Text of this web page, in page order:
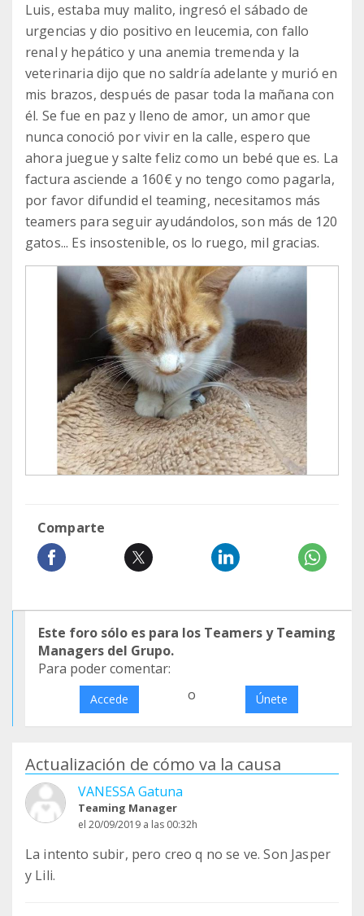
Luis, estaba muy malito, ingresó el sábado de
urgencias y dio positivo en leucemia, con fallo
renal y hepático y una anemia tremenda y la
veterinaria dijo que no saldría adelante y murió en
mis brazos, después de pasar toda la mañana con
él. Se fue en paz y lleno de amor, un amor que
nunca conoció por vivir en la calle, espero que
ahora juegue y salte feliz como un bebé que es. La
factura asciende a 160€ y no tengo como pagarla,
por favor difundid el teaming, necesitamos más
teamers para seguir ayudándolos, son más de 120
gatos... Es insostenible, os lo ruego, mil gracias.
Comparte
Este foro sólo es para los Teamers y Teaming
Managers del Grupo.
Para poder comentar:
Accede o Únete
Actualización de cómo va la causa
VANESSA Gatuna
Teaming Manager
el 20/09/2019 a las 00:32h
La intento subir, pero creo q no se ve. Son Jasper
y Lili.